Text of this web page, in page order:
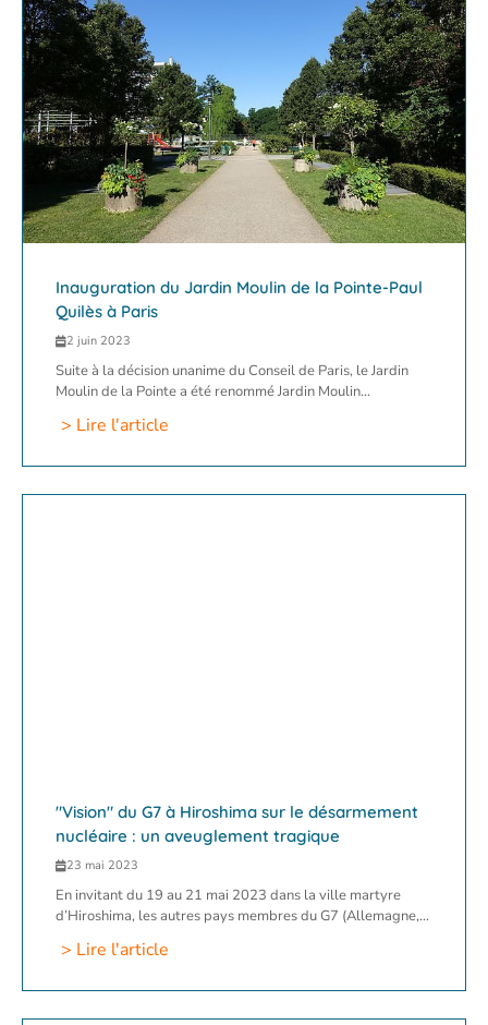
Inauguration du Jardin Moulin de la Pointe-Paul
Quilès à Paris
2 juin 2023
Suite à la décision unanime du Conseil de Paris, le Jardin
Moulin de la Pointe a été renommé Jardin Moulin...
> Lire l'article
"Vision" du G7 à Hiroshima sur le désarmement
nucléaire : un aveuglement tragique
23 mai 2023
En invitant du 19 au 21 mai 2023 dans la ville martyre
d’Hiroshima, les autres pays membres du G7 (Allemagne,...
> Lire l'article